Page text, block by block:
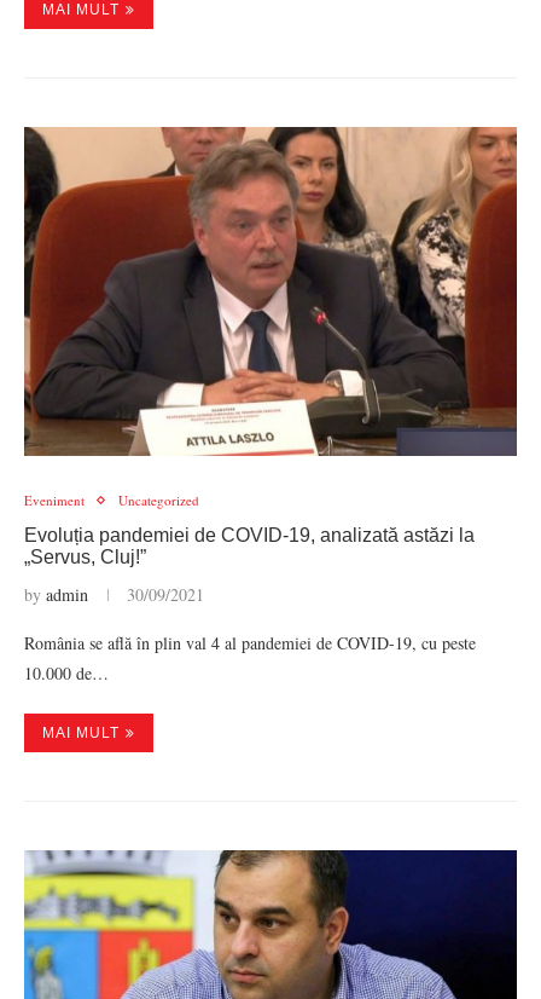
MAI MULT
Eveniment Uncategorized
Evoluția pandemiei de COVID-19, analizată astăzi la
„Servus, Cluj!”
by admin 30/09/2021
România se află în plin val 4 al pandemiei de COVID-19, cu peste
10.000 de…
MAI MULT